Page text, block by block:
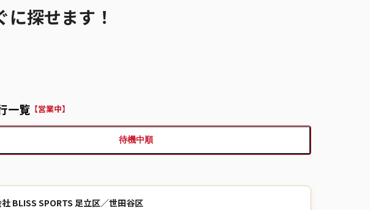
探せます！
一覧【営業中】
待機中順
BLISS SPORTS 足立区／世田谷区